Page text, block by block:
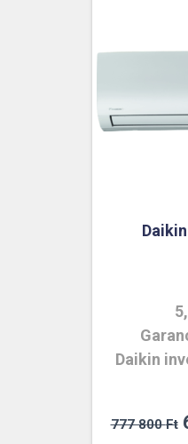
Daikin
777 800Ft